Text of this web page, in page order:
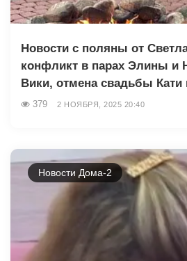
Новости с поляны от
конфликт в парах Элины и
Вики, отмена свадьбы Кати
379 2 НОЯБРЯ, 2025 20:40
Новости Дома-2